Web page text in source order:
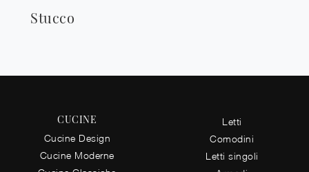
Stucco
CUCINE
Cucine Design
Cucine Moderne
Letti
Comodini
Letti singoli